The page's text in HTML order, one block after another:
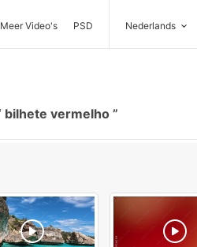
Meer Video's PSD Nederlands
bilhete vermelho